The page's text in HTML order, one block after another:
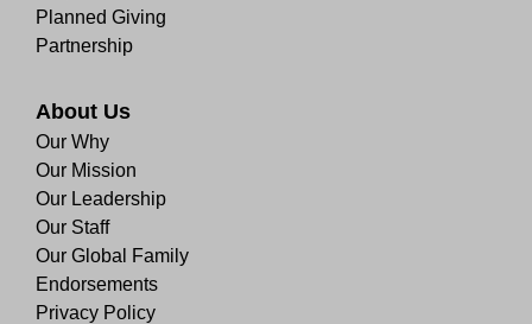
Planned Giving
Partnership
About Us
Our Why
Our Mission
Our Leadership
Our Staff
Our Global Family
Endorsements
Privacy Policy